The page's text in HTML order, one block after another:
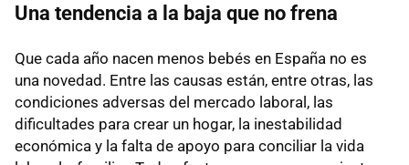
Una tendencia a la baja que no frena
Que cada año nacen menos bebés en España no es
una novedad. Entre las causas están, entre otras, las
condiciones adversas del mercado laboral, las
dificultades para crear un hogar, la inestabilidad
económica y la falta de apoyo para conciliar la vida